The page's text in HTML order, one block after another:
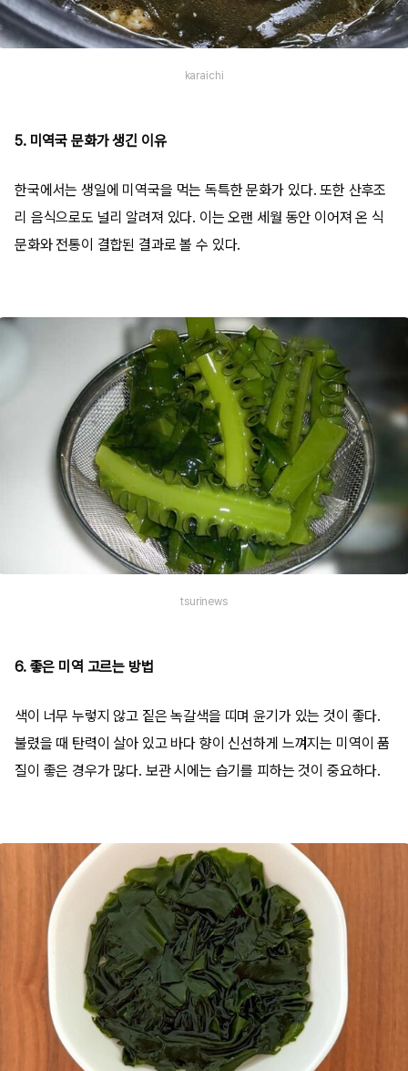
karaichi
5. 미역국 문화가 생긴 이유
한국에서는 생일에 미역국을 먹는 독특한 문화가 있다. 또한 산후조
리 음식으로도 널리 알려져 있다. 이는 오랜 세월 동안 이어져 온 식
문화와 전통이 결합된 결과로 볼 수 있다.
tsurinews
6. 좋은 미역 고르는 방법
색이 너무 누렇지 않고 짙은 녹갈색을 띠며 윤기가 있는 것이 좋다.
불렸을 때 탄력이 살아 있고 바다 향이 신선하게 느껴지는 미역이 품
질이 좋은 경우가 많다. 보관 시에는 습기를 피하는 것이 중요하다.